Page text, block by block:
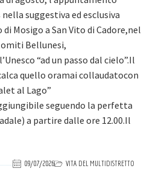
suggestiva ed esclusiva
Mosigo a San Vito di Cadore,nel
Bellunesi,
“ad un passo dal cielo”.Il
quello oramai collaudatocon
al Lago”
seguendo la perfetta
a partire dalle ore 12.00.Il
09/07/2026 VITA DEL MULTIDISTRETTO